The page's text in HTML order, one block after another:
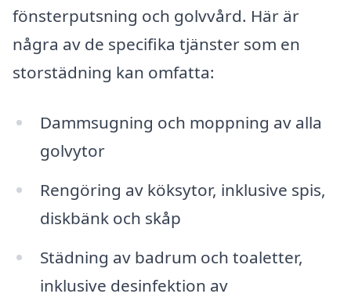
fönsterputsning och golvvård. Här är
några av de specifika tjänster som en
storstädning kan omfatta:
Dammsugning och moppning av alla
golvytor
Rengöring av köksytor, inklusive spis,
diskbänk och skåp
Städning av badrum och toaletter,
inklusive desinfektion av